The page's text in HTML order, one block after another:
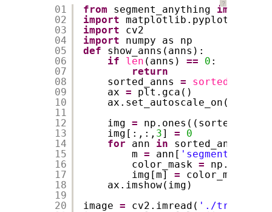
？
01
02
03
04
05
06
07
08
09
10
11
12
13
14
15
16
17
18
19
20
from segment_anything import
import matplotlib.pyplot as plt
import
cv2
import
numpy as np
def
show_anns(anns):
if
len (anns) == 0 :
return
sorted_anns = sorted
ax =
plt.gca()
ax.set_autoscale_on(
img = np.ones((sorted_anns[
img[:,:, 3] =
0
for
ann in
sorted_anns:
m = ann[ 'segmentation'
color_mask =
img[m] =
color_mask
ax.imshow(img)
image = cv2.imread( './train/